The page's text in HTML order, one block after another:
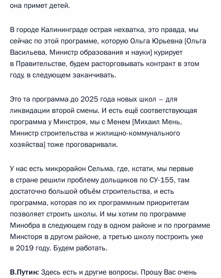
она примет детей.
В городе Калининграде острая нехватка, это правда, мы
сейчас по этой программе, которую Ольга Юрьевна [Ольга
Васильева, Министр образования и науки] курирует
в Правительстве, будем расторговывать контракт в этом
году, в следующем заканчивать.
Это та программа до 2025 года новых школ – для
ликвидации второй смены. И есть ещё соответствующая
программа у Минстроя, мы с Менем [Михаил Мень,
Министр строительства и жилищно-коммунального
хозяйства] тоже проговаривали.
У нас есть микрорайон Сельма, где, кстати, мы первые
в стране решили проблему дольщиков по СУ-155, там
достаточно большой объём строительства, и есть
программа, которая по их программным приоритетам
позволяет строить школы. И мы хотим по программе
Минобра в следующем году в одном районе и по программе
Минсторя в другом районе, а третью школу построить уже
в 2019 году. Будем работать.
В.Путин: Здесь есть и другие вопросы. Прошу Вас очень